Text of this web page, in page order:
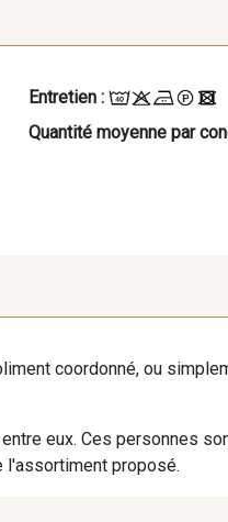
Entretien :
Quantité moyenne par
coordonné, ou
eux. Ces personnes
l'assortiment proposé.